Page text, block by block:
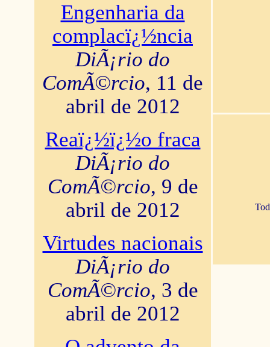
Engenharia da
complacï¿½ncia
DiÃ¡rio do
ComÃ©rcio, 11 de
abril de 2012
Reaï¿½ï¿½o fraca
DiÃ¡rio do
ComÃ©rcio, 9 de
abril de 2012
Virtudes nacionais
DiÃ¡rio do
ComÃ©rcio, 3 de
abril de 2012